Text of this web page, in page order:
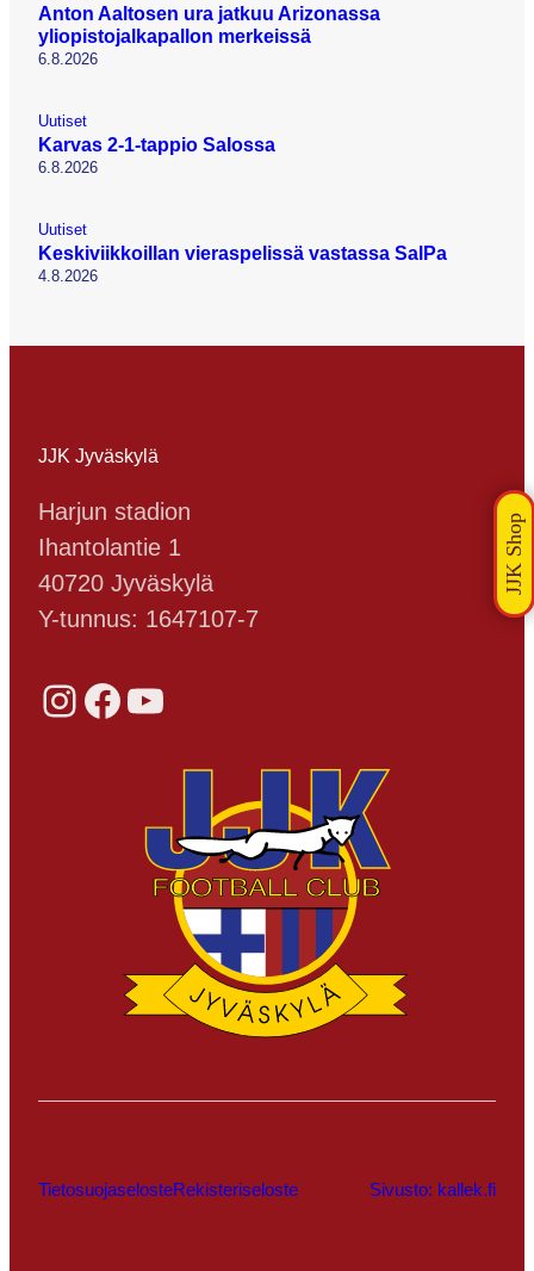
Anton Aaltosen ura jatkuu Arizonassa
yliopistojalkapallon merkeissä
6.8.2026
Uutiset
Karvas 2-1-tappio Salossa
6.8.2026
Uutiset
Keskiviikkoillan vieraspelissä vastassa SalPa
4.8.2026
JJK Jyväskylä
Harjun stadion
Ihantolantie 1
40720 Jyväskylä
Y-tunnus: 1647107-7
Instagram Facebook YouTube
TietosuojaselosteRekisteriseloste Sivusto: kallek.fi